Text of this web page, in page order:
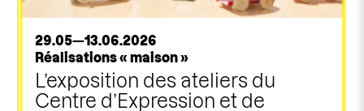
29.05—13.06.2026
Réalisations « maison »
L’exposition des ateliers du
Centre d’Expression et de